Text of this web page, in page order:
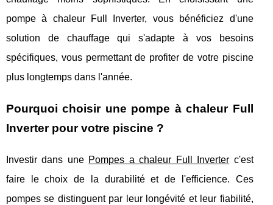
pompe à chaleur Full Inverter, vous bénéficiez d'une
solution de chauffage qui s'adapte à vos besoins
spécifiques, vous permettant de profiter de votre piscine
plus longtemps dans l'année.
Pourquoi choisir une pompe à chaleur Full
Inverter pour votre piscine ?
Investir dans une Pompes a chaleur Full Inverter c'est
faire le choix de la durabilité et de l'efficience. Ces
pompes se distinguent par leur longévité et leur fiabilité,